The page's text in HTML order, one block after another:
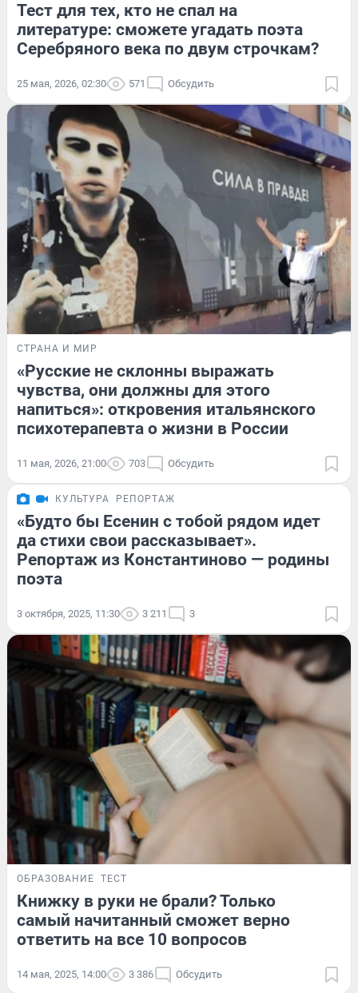
Тест для тех, кто не спал на
литературе: сможете угадать поэта
Серебряного века по двум строчкам?
25 мая, 2026, 02:30 571 Обсудить
СТРАНА И МИР
«Русские не склонны выражать
чувства, они должны для этого
напиться»: откровения итальянского
психотерапевта о жизни в России
11 мая, 2026, 21:00 703 Обсудить
КУЛЬТУРА РЕПОРТАЖ
«Будто бы Есенин с тобой рядом идет
да стихи свои рассказывает».
Репортаж из Константиново — родины
поэта
3 октября, 2025, 11:30 3 211 3
ОБРАЗОВАНИЕ ТЕСТ
Книжку в руки не брали? Только
самый начитанный сможет верно
ответить на все 10 вопросов
14 мая, 2025, 14:00 3 386 Обсудить